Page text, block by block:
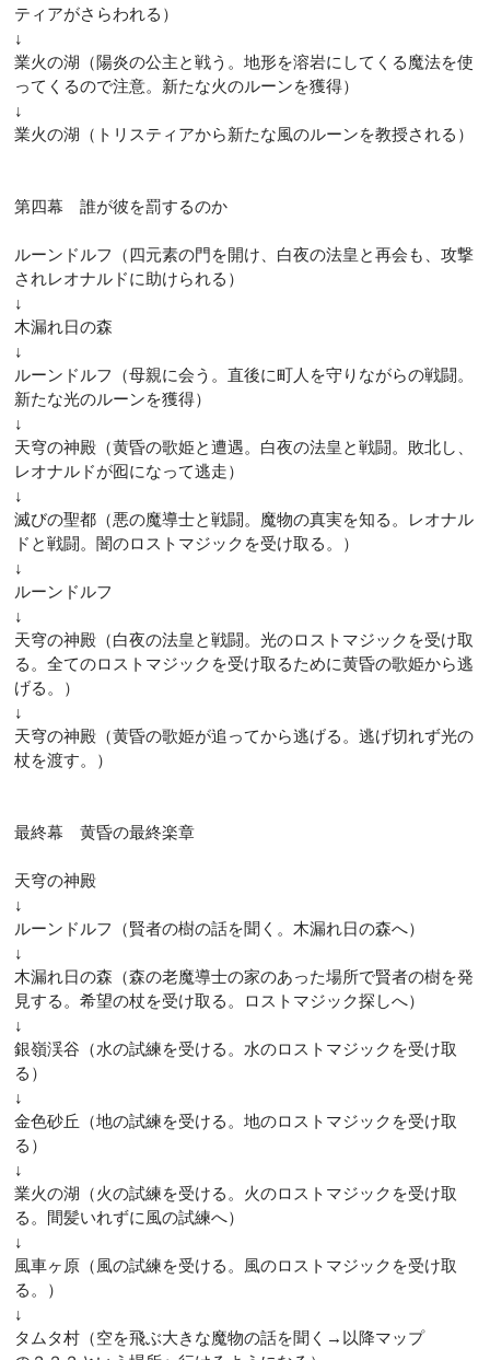
ティアがさらわれる）
↓
業火の湖（陽炎の公主と戦う。地形を溶岩にしてくる魔法を使
ってくるので注意。新たな火のルーンを獲得）
↓
業火の湖（トリスティアから新たな風のルーンを教授される）
第四幕 誰が彼を罰するのか
ルーンドルフ（四元素の門を開け、白夜の法皇と再会も、攻撃
されレオナルドに助けられる）
↓
木漏れ日の森
↓
ルーンドルフ（母親に会う。直後に町人を守りながらの戦闘。
新たな光のルーンを獲得）
↓
天穹の神殿（黄昏の歌姫と遭遇。白夜の法皇と戦闘。敗北し、
レオナルドが囮になって逃走）
↓
滅びの聖都（悪の魔導士と戦闘。魔物の真実を知る。レオナル
ドと戦闘。闇のロストマジックを受け取る。）
↓
ルーンドルフ
↓
天穹の神殿（白夜の法皇と戦闘。光のロストマジックを受け取
る。全てのロストマジックを受け取るために黄昏の歌姫から逃
げる。）
↓
天穹の神殿（黄昏の歌姫が追ってから逃げる。逃げ切れず光の
杖を渡す。）
最終幕 黄昏の最終楽章
天穹の神殿
↓
ルーンドルフ（賢者の樹の話を聞く。木漏れ日の森へ）
↓
木漏れ日の森（森の老魔導士の家のあった場所で賢者の樹を発
見する。希望の杖を受け取る。ロストマジック探しへ）
↓
銀嶺渓谷（水の試練を受ける。水のロストマジックを受け取
る）
↓
金色砂丘（地の試練を受ける。地のロストマジックを受け取
る）
↓
業火の湖（火の試練を受ける。火のロストマジックを受け取
る。間髪いれずに風の試練へ）
↓
風車ヶ原（風の試練を受ける。風のロストマジックを受け取
る。）
↓
タムタ村（空を飛ぶ大きな魔物の話を聞く→以降マップ